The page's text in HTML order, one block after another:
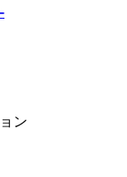
ン